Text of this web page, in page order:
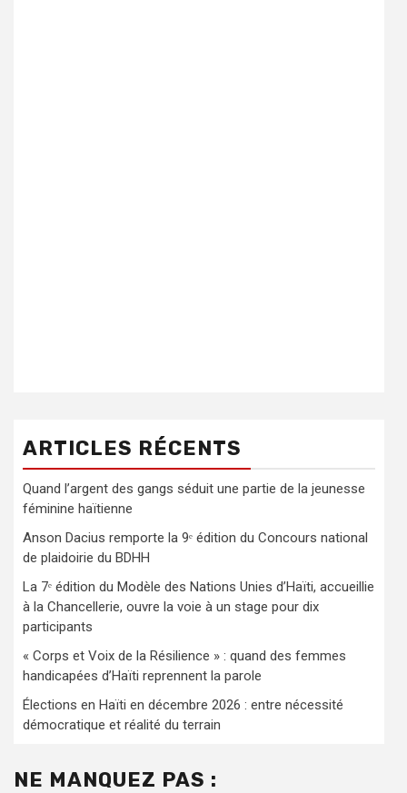
ARTICLES RÉCENTS
Quand l’argent des gangs séduit une partie de la jeunesse
féminine haïtienne
Anson Dacius remporte la 9ᵉ édition du Concours national
de plaidoirie du BDHH
La 7ᵉ édition du Modèle des Nations Unies d’Haïti, accueillie
à la Chancellerie, ouvre la voie à un stage pour dix
participants
« Corps et Voix de la Résilience » : quand des femmes
handicapées d’Haïti reprennent la parole
Élections en Haïti en décembre 2026 : entre nécessité
démocratique et réalité du terrain
NE MANQUEZ PAS :